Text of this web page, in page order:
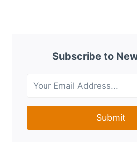
Subscribe to
Submit